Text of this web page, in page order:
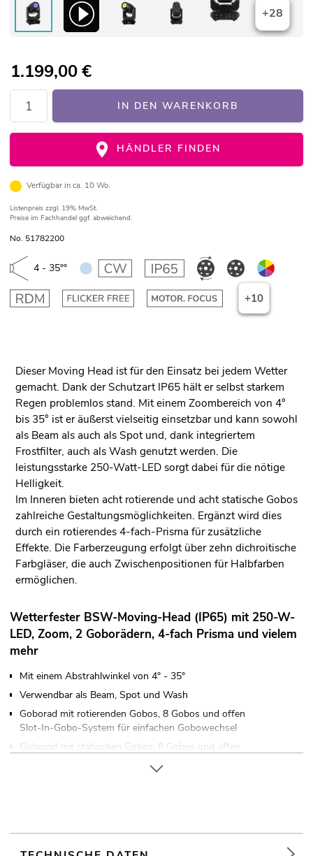
+28
1.199,00€
IN DEN WARENKORB
HÄNDLER FINDEN
Verfügbar in ca. 10 Wo.
Listenpreis zzgl. 19% MwSt.
Preise im Fachhandel ggf. abweichend.
No. 51782200
4 - 35°°
+10
Dieser Moving Head ist für den Einsatz bei jedem Wetter
gemacht. Dank der Schutzart IP65 hält er selbst starkem
Regen problemlos stand. Mit einem Zoombereich von 4°
bis 35° ist er äußerst vielseitig einsetzbar und kann sowohl
als Beam als auch als Spot und, dank integriertem
Frostfilter, auch als Wash genutzt werden. Die
leistungsstarke 250-Watt-LED sorgt dabei für die nötige
Helligkeit.
Im Inneren bieten acht rotierende und acht statische Gobos
zahlreiche Gestaltungsmöglichkeiten. Ergänzt wird dies
durch ein rotierendes 4-fach-Prisma für zusätzliche
Effekte. Die Farberzeugung erfolgt über zehn dichroitische
Farbgläser, die auch Zwischenpositionen für Halbfarben
ermöglichen.
Wetterfester BSW-Moving-Head (IP65) mit 250-W-
LED, Zoom, 2 Goborädern, 4-fach Prisma und vielem
mehr
Mit einem Abstrahlwinkel von 4° - 35°
Verwendbar als Beam, Spot und Wash
Goborad mit rotierenden Gobos, 8 Gobos und offen
Slot-In-Gobo-System für einfachen Gobowechsel
Goborad mit statischen Gobos, 8 Gobos und offen
Farbrad mit 10 dichroitischen Farben und offen